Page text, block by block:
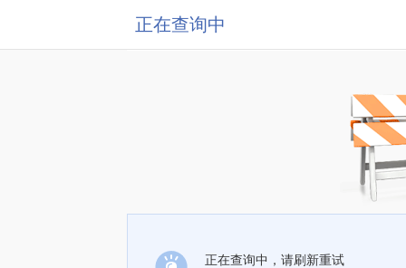
正在查询中
正在查询中，请刷新重试